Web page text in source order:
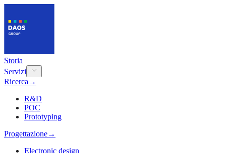
Storia
Servizi
Ricerca →
R&D
POC
Prototyping
Progettazione→
Electronic design